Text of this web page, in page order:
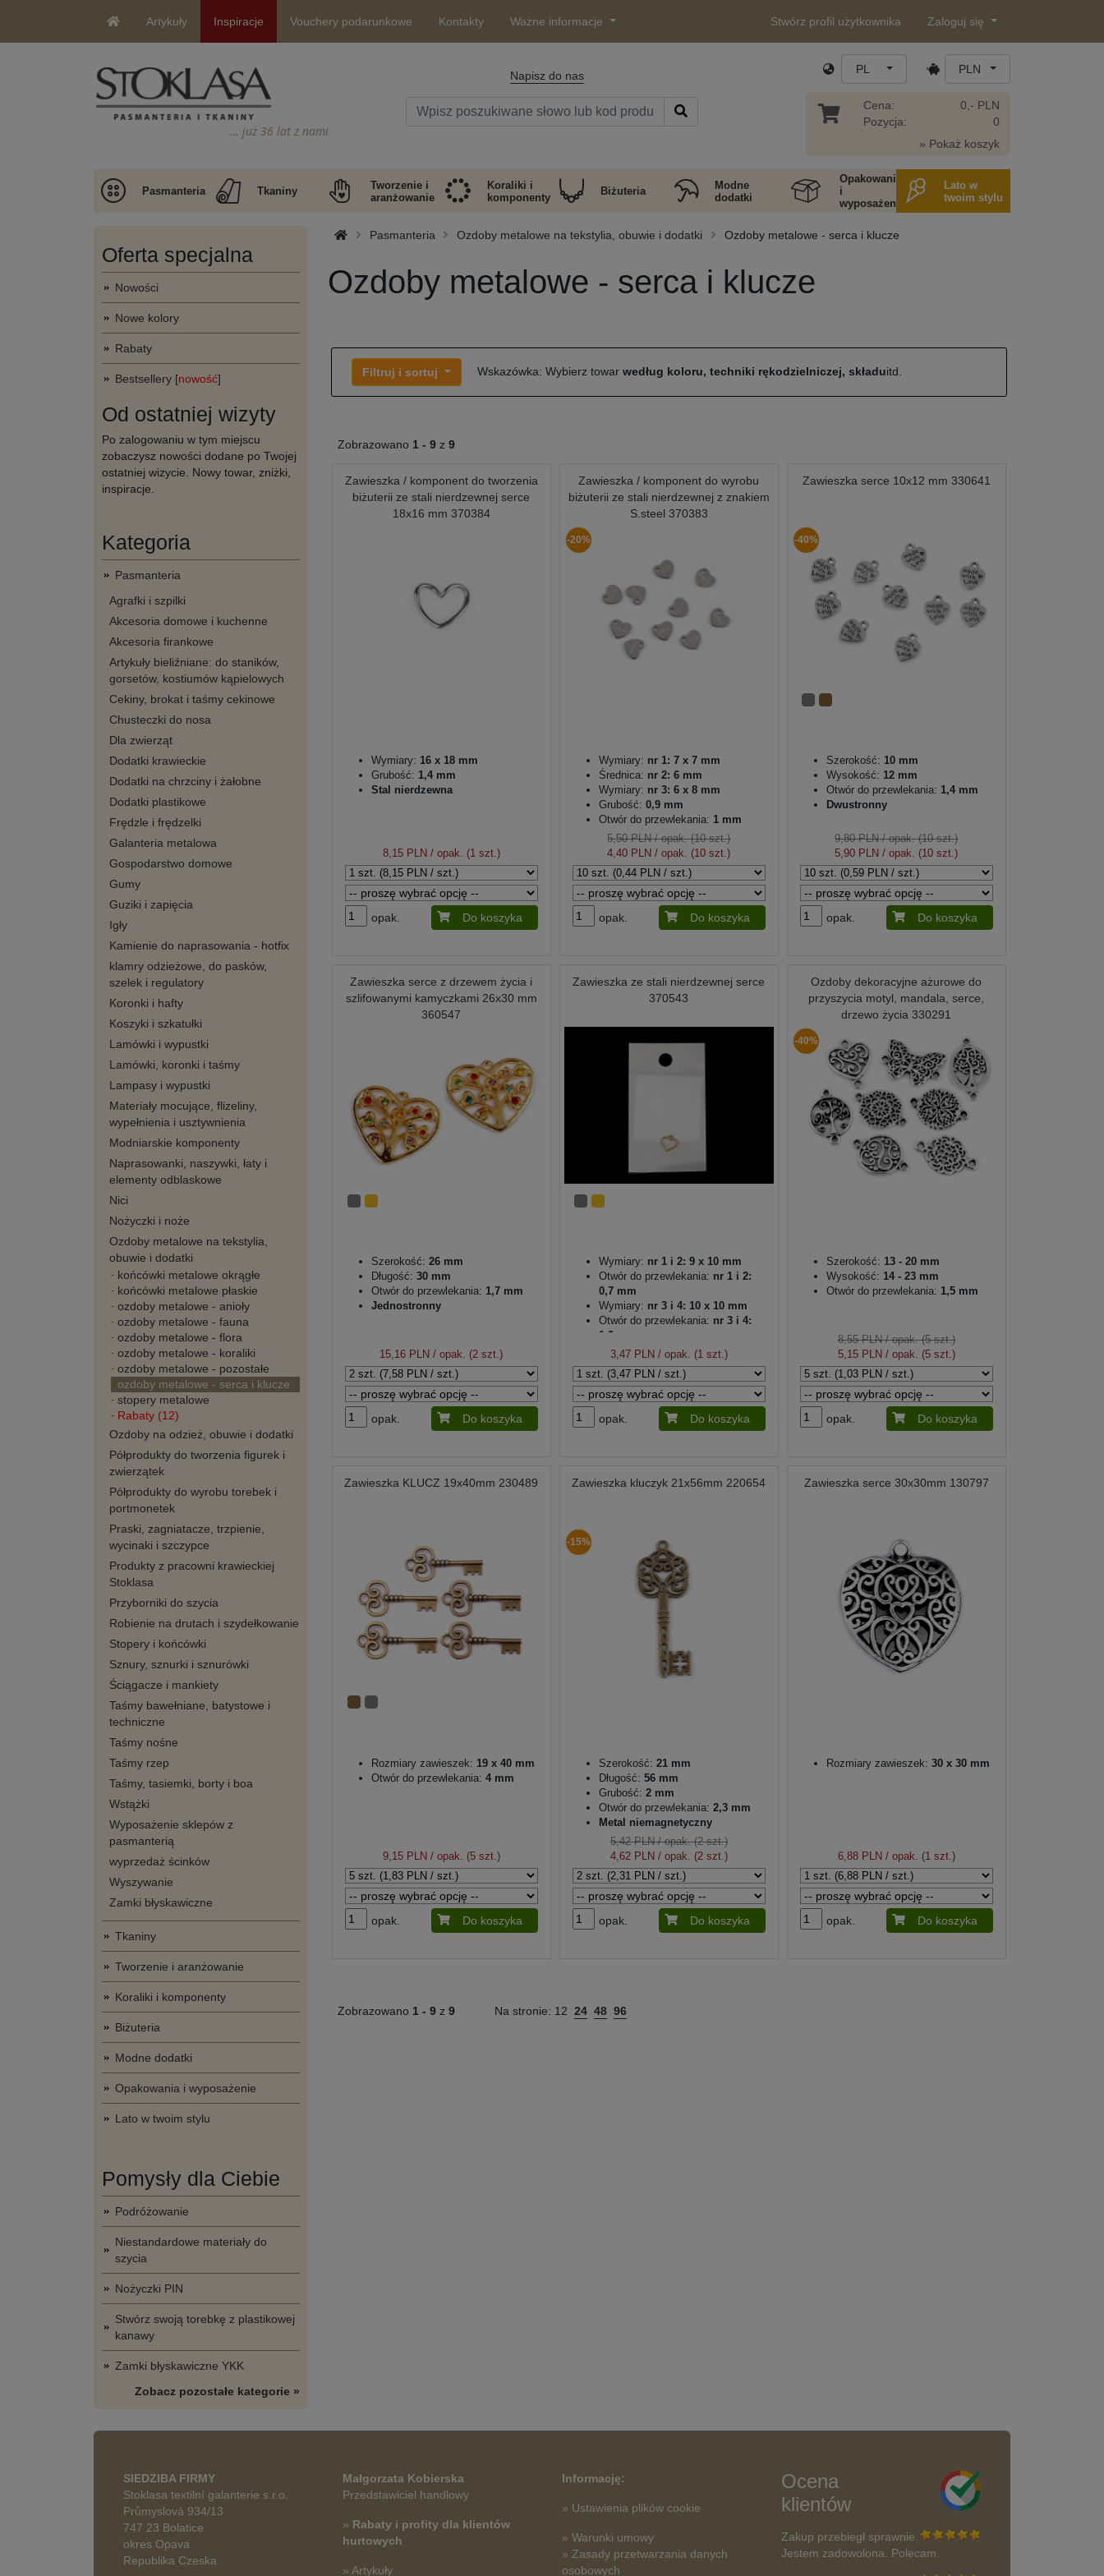
Artykuły Inspiracje Vouchery podarunkowe Kontakty Ważne informacje Stwórz profil użytkownika Zaloguj się
… już 36 lat z nami
Napisz do nas PL PLN
Cena:
Pozycja:
0,- PLN
0
» Pokaż koszyk
Pasmanteria Tkaniny
Tworzenie i
aranżowanie
Koraliki i
komponenty
Biżuteria
Modne
dodatki
Opakowania
i
wyposażenie
Lato w
twoim stylu
Oferta specjalna
Nowości
Nowe kolory
Rabaty
Bestsellery [nowość]
Od ostatniej wizyty
Po zalogowaniu w tym miejscu
zobaczysz nowości dodane po Twojej
ostatniej wizycie. Nowy towar, zniżki,
inspiracje.
Kategoria
Pasmanteria
Agrafki i szpilki
Akcesoria domowe i kuchenne
Akcesoria firankowe
Artykuły bieliźniane: do staników,
gorsetów, kostiumów kąpielowych
Cekiny, brokat i taśmy cekinowe
Chusteczki do nosa
Dla zwierząt
Dodatki krawieckie
Dodatki na chrzciny i żałobne
Dodatki plastikowe
Frędzle i frędzelki
Galanteria metalowa
Gospodarstwo domowe
Gumy
Guziki i zapięcia
Igły
Kamienie do naprasowania - hotfix
klamry odzieżowe, do pasków,
szelek i regulatory
Koronki i hafty
Koszyki i szkatułki
Lamówki i wypustki
Lamówki, koronki i taśmy
Lampasy i wypustki
Materiały mocujące, flizeliny,
wypełnienia i usztywnienia
Modniarskie komponenty
Naprasowanki, naszywki, łaty i
elementy odblaskowe
Nici
Nożyczki i noże
Ozdoby metalowe na tekstylia,
obuwie i dodatki
końcówki metalowe okrągłe
końcówki metalowe płaskie
ozdoby metalowe - anioły
ozdoby metalowe - fauna
ozdoby metalowe - flora
ozdoby metalowe - koraliki
ozdoby metalowe - pozostałe
ozdoby metalowe - serca i klucze
stopery metalowe
Rabaty (12)
Ozdoby na odzież, obuwie i dodatki
Półprodukty do tworzenia figurek i
zwierzątek
Półprodukty do wyrobu torebek i
portmonetek
Praski, zagniatacze, trzpienie,
wycinaki i szczypce
Produkty z pracowni krawieckiej
Stoklasa
Przyborniki do szycia
Robienie na drutach i szydełkowanie
Stopery i końcówki
Sznury, sznurki i sznurówki
Ściągacze i mankiety
Taśmy bawełniane, batystowe i
techniczne
Taśmy nośne
Taśmy rzep
Taśmy, tasiemki, borty i boa
Wstążki
Wyposażenie sklepów z
pasmanterią
wyprzedaż ścinków
Wyszywanie
Zamki błyskawiczne
Tkaniny
Tworzenie i aranżowanie
Koraliki i komponenty
Biżuteria
Modne dodatki
Opakowania i wyposażenie
Lato w twoim stylu
Pomysły dla Ciebie
Podróżowanie
Niestandardowe materiały do
szycia
Nożyczki PIN
Stwórz swoją torebkę z plastikowej
kanawy
Zamki błyskawiczne YKK
Zobacz pozostałe kategorie »
Pasmanteria Ozdoby metalowe na tekstylia, obuwie i dodatki Ozdoby metalowe - serca i klucze
Ozdoby metalowe - serca i klucze
Filtruj i sortuj Wskazówka: Wybierz towar według koloru, techniki rękodzielniczej, składuitd.
Zobrazowano 1 - 9 z 9
Zawieszka / komponent do tworzenia
biżuterii ze stali nierdzewnej serce
18x16 mm 370384
Wymiary: 16 x 18 mm
Grubość: 1,4 mm
Stal nierdzewna
8,15 PLN / opak. (1 szt.)
opak. Do koszyka
Zawieszka / komponent do wyrobu
biżuterii ze stali nierdzewnej z znakiem
S.steel 370383
-20%
Wymiary: nr 1: 7 x 7 mm
Średnica: nr 2: 6 mm
Wymiary: nr 3: 6 x 8 mm
Grubość: 0,9 mm
Otwór do przewlekania: 1 mm
5,50 PLN/ opak. (10 szt.)
4,40 PLN / opak. (10 szt.)
opak. Do koszyka
Zawieszka serce 10x12 mm 330641
-40%
Szerokość: 10 mm
Wysokość: 12 mm
Otwór do przewlekania: 1,4 mm
Dwustronny
9,80 PLN/ opak. (10 szt.)
5,90 PLN / opak. (10 szt.)
opak. Do koszyka
Zawieszka serce z drzewem życia i
szlifowanymi kamyczkami 26x30 mm
360547
Szerokość: 26 mm
Długość: 30 mm
Otwór do przewlekania: 1,7 mm
Jednostronny
15,16 PLN / opak. (2 szt.)
opak. Do koszyka
Zawieszka ze stali nierdzewnej serce
370543
Wymiary: nr 1 i 2: 9 x 10 mm
Otwór do przewlekania: nr 1 i 2:
0,7 mm
Wymiary: nr 3 i 4: 10 x 10 mm
Otwór do przewlekania: nr 3 i 4:
1,2 mm
Grubość:1 mm
3,47 PLN / opak. (1 szt.)
opak. Do koszyka
Ozdoby dekoracyjne ażurowe do
przyszycia motyl, mandala, serce,
drzewo życia 330291
-40%
Szerokość: 13 - 20 mm
Wysokość: 14 - 23 mm
Otwór do przewlekania: 1,5 mm
8,55 PLN/ opak. (5 szt.)
5,15 PLN / opak. (5 szt.)
opak. Do koszyka
Zawieszka KLUCZ 19x40mm 230489
Rozmiary zawieszek: 19 x 40 mm
Otwór do przewlekania: 4 mm
9,15 PLN/ opak. (5 szt.)
opak. Do koszyka
Zawieszka kluczyk 21x56mm 220654
-15%
Szerokość: 21 mm
Długość: 56 mm
Grubość: 2 mm
Otwór do przewlekania: 2,3 mm
Metal niemagnetyczny
5,42 PLN/ opak. (2 szt.)
4,62 PLN/ opak. (2 szt.)
opak. Do koszyka
Zawieszka serce 30x30mm 130797
Rozmiary zawieszek: 30 x 30 mm
6,88 PLN/ opak. (1 szt.)
opak. Do koszyka
Zobrazowano 1 - 9 z 9 Na stronie: 12 24 48 96
SIEDZIBA FIRMY
Stoklasa textilní galanterie s.r.o.
Průmyslová 934/13
747 23 Bolatice
okres Opava
Republika Czeska
Małgorzata Kobierska
Przedstawiciel handlowy
» Rabaty i profity dla klientów
hurtowych
» Artykuły
Informację:
» Ustawienia plików cookie
» Warunki umowy
» Zasady przetwarzania danych
osobowych
Ocena
klientów
Zakup przebiegł sprawnie.
Jestem zadowolona. Polecam.